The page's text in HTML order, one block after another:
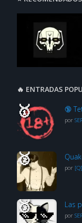
🔥 ENTRADAS
🔞
por
por [Q]
Las
por